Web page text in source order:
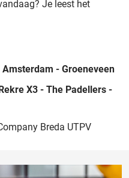
Je leest het
Amsterdam - Groeneveen
X3 - The Padellers -
Breda UTPV